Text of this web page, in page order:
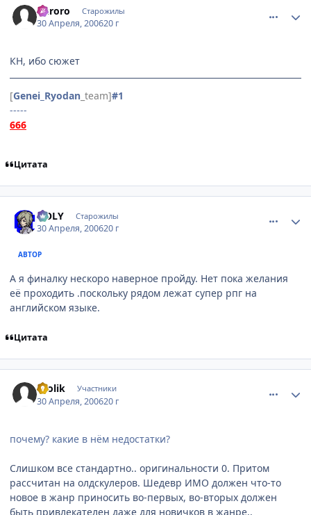
Kuroro Старожилы
30 Апреля, 200620 г
КН, ибо сюжет
[Genei_Ryodan _team]#1
-----
666
Цитата
HOLY Старожилы
30 Апреля, 200620 г
АВТОР
А я финалку нескоро наверное пройду. Нет пока желания
её проходить .поскольку рядом лежат супер рпг на
английском языке.
Цитата
Krolik Участники
30 Апреля, 200620 г
почему? какие в нём недостатки?
Слишком все стандартно.. оригинальности 0. Притом
рассчитан на олдскулеров. Шедевр ИМО должен что-то
новое в жанр приносить во-первых, во-вторых должен
быть привлекателен даже для новичков в жанре..